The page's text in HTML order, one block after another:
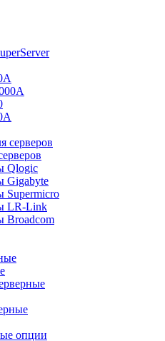
Qlogic
Gigabyte
Supermicro
LR-Link
Broadcom